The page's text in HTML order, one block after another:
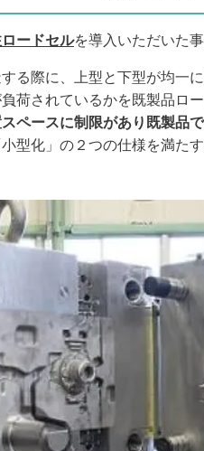
ードセルを導入いただいた事
る際に、上型と下型が均一
荷されているかを既製品ロ
ペースに制限があり既製品
型化」の２つの仕様を満た